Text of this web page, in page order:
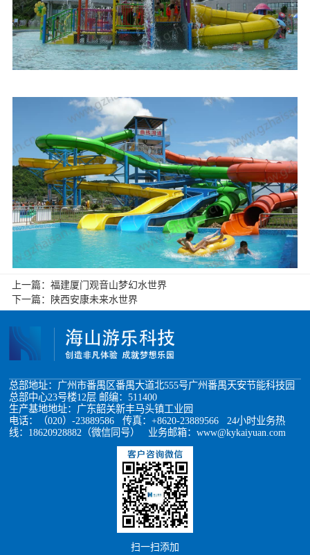
上一篇： 福建厦门观音山梦幻水世界
下一篇：
陕西安康未来水世界
总部地址：广州市番禺区番禺大道北555号广州番禺天安节能科技园
总部中心23号楼12层 邮编：511400
生产基地地址：广东韶关新丰马头镇工业园
电话：（020）-23889586 传真：+8620-23889566 24小时业务热
线：18620928882（微信同号） 业务邮箱：www@kykaiyuan.com
扫一扫添加